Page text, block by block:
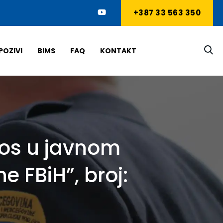
+387 33 563 350
BIMS FAQ KONTAKT
u javnom
FBiH”, broj: